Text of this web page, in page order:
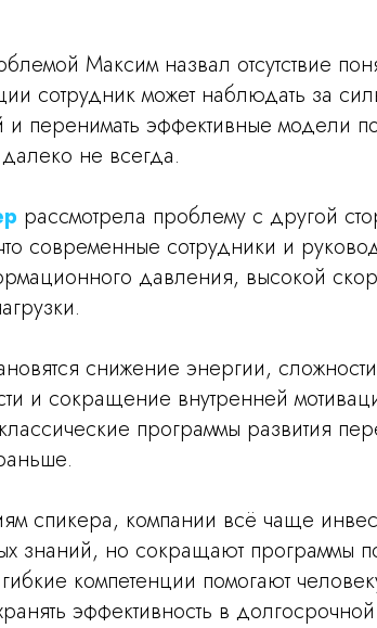
Максим назвал отсутствие
сотрудник может наблюдать за
и перенимать эффективные модели
не всегда.
рассмотрела проблему с другой
современные сотрудники и
давления, высокой
снижение энергии,
и сокращение внутренней
программы развития
спикера, компании всё чаще
знаний, но сокращают программы
компетенции помогают
эффективность в